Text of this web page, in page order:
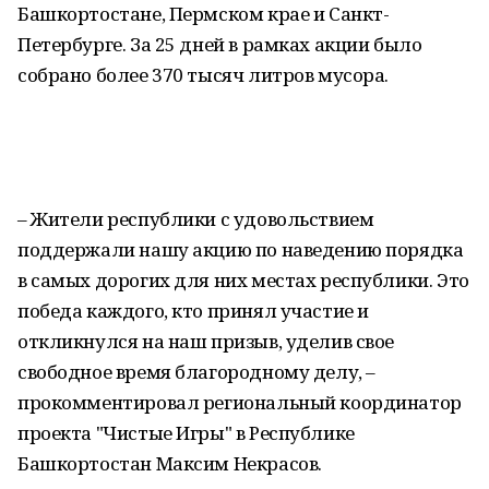
Башкортостане, Пермском крае и Санкт-
Петербурге. За 25 дней в рамках акции было
собрано более 370 тысяч литров мусора.
– Жители республики с удовольствием
поддержали нашу акцию по наведению порядка
в самых дорогих для них местах республики. Это
победа каждого, кто принял участие и
откликнулся на наш призыв, уделив свое
свободное время благородному делу, –
прокомментировал региональный координатор
проекта "Чистые Игры" в Республике
Башкортостан Максим Некрасов.